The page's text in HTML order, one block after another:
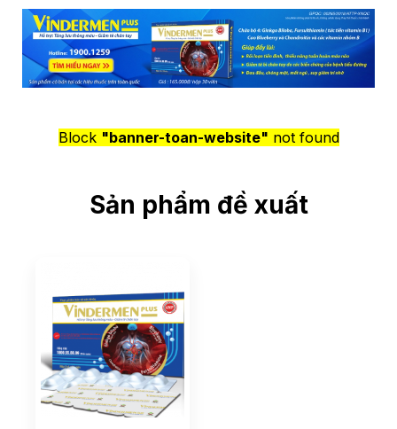
Block "banner-toan-website" not found
Sản phẩm đề xuất